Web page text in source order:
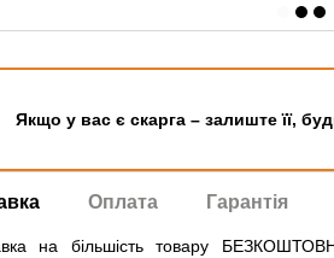
Якщо у вас є скарга – залиште її,
Оплата Гарантія
на більшість товару